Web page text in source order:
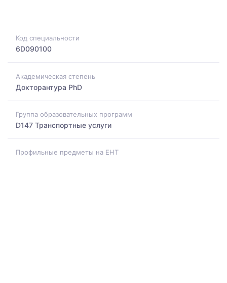
Код специальности
6D090100
Академическая степень
Докторантура PhD
Группа образовательных программ
D147 Транспортные услуги
Профильные предметы на ЕНТ